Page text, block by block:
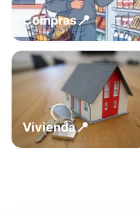
Compras📍
Vivienda📍